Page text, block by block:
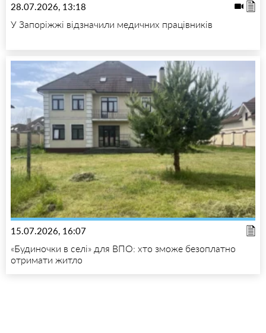
28.07.2026, 13:18
У Запоріжжі відзначили медичних працівників
15.07.2026, 16:07
«Будиночки в селі» для ВПО: хто зможе безоплатно
отримати житло